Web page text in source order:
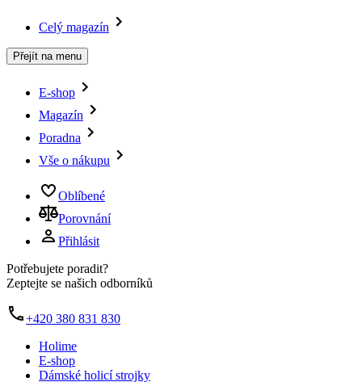
Celý magazín
Přejít na menu
E-shop
Magazín
Poradna
Vše o nákupu
Oblíbené
Porovnání
Přihlásit
Potřebujete poradit?
Zeptejte se našich odborníků
+420 380 831 830
Holime
E-shop
Dámské holicí strojky